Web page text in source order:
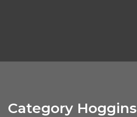
Category